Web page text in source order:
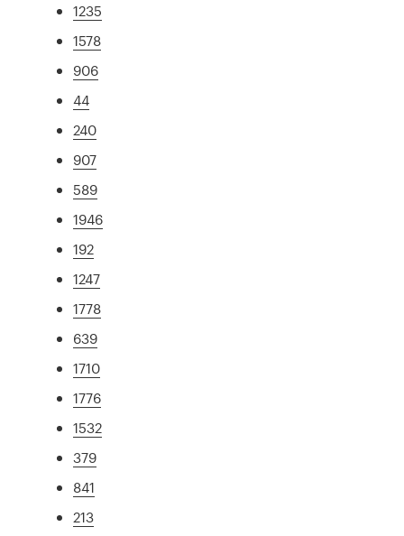
1235
1578
906
44
240
907
589
1946
192
1247
1778
639
1710
1776
1532
379
841
213